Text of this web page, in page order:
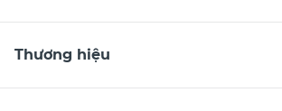
Thương hiệu